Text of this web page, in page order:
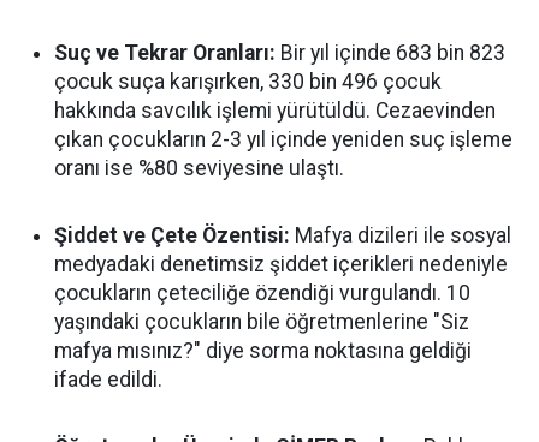
Suç ve Tekrar Oranları: Bir yıl içinde 683 bin 823
çocuk suça karışırken, 330 bin 496 çocuk
hakkında savcılık işlemi yürütüldü. Cezaevinden
çıkan çocukların 2-3 yıl içinde yeniden suç işleme
oranı ise %80 seviyesine ulaştı.
Şiddet ve Çete Özentisi: Mafya dizileri ile sosyal
medyadaki denetimsiz şiddet içerikleri nedeniyle
çocukların çeteciliğe özendiği vurgulandı. 10
yaşındaki çocukların bile öğretmenlerine "Siz
mafya mısınız?" diye sorma noktasına geldiği
ifade edildi.